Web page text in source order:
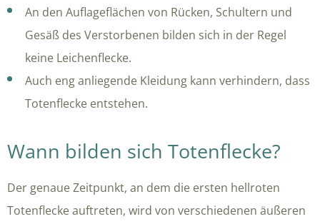
An den Auflageflächen von Rücken, Schultern und
Gesäß des Verstorbenen bilden sich in der Regel
keine Leichenflecke.
Auch eng anliegende Kleidung kann verhindern, dass
Totenflecke entstehen.
Wann bilden sich Totenflecke?
Der genaue Zeitpunkt, an dem die ersten hellroten
Totenflecke auftreten, wird von verschiedenen äußeren